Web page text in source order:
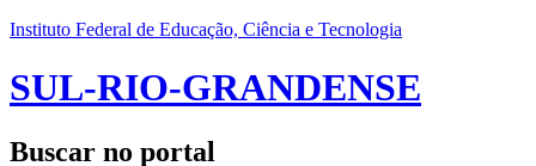
Instituto Federal de Educação, Ciência e Tecnologia
SUL-RIO-GRANDENSE
Buscar no portal